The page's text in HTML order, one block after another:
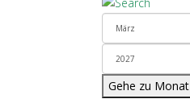
Gehe zu Monat